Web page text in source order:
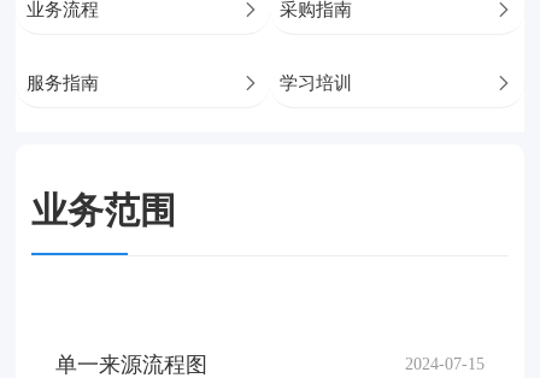
业务流程  采购指南 
服务指南  学习培训 
业务范围
单一来源流程图 2024-07-15